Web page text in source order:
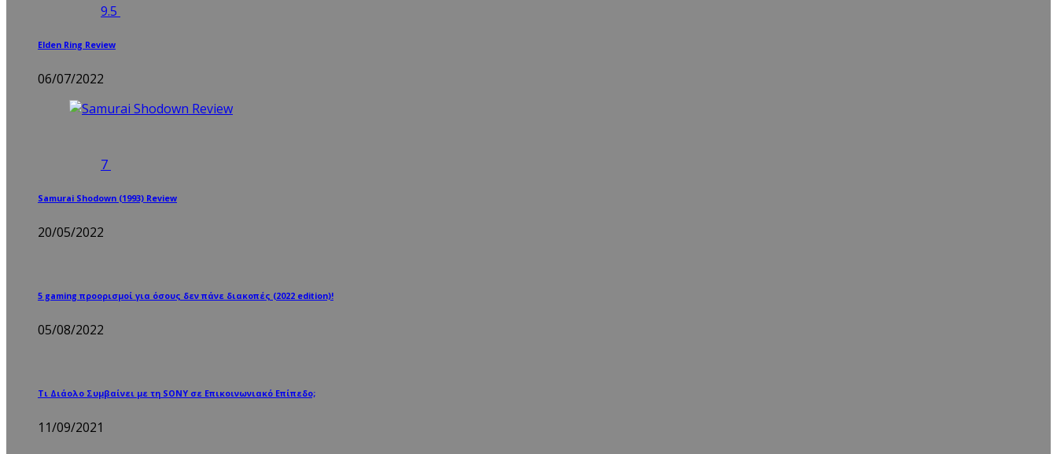
9.5
Elden Ring Review
06/07/2022
7
Samurai Shodown (1993) Review
20/05/2022
5 gaming προορισμοί για όσους δεν πάνε διακοπές (2022 edition)!
05/08/2022
Τι Διάολο Συμβαίνει με τη SONY σε Επικοινωνιακό Επίπεδο;
11/09/2021